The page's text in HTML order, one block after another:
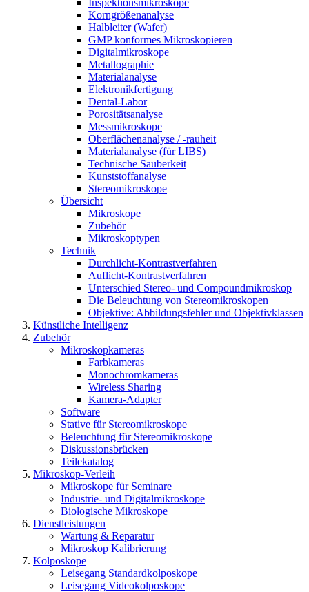
Inspektionsmikroskope
Korngrößenanalyse
Halbleiter (Wafer)
GMP konformes Mikroskopieren
Digitalmikroskope
Metallographie
Materialanalyse
Elektronikfertigung
Dental-Labor
Porositätsanalyse
Messmikroskope
Oberflächenanalyse / -rauheit
Materialanalyse (für LIBS)
Technische Sauberkeit
Kunststoffanalyse
Stereomikroskope
Übersicht
Mikroskope
Zubehör
Mikroskoptypen
Technik
Durchlicht-Kontrastverfahren
Auflicht-Kontrastverfahren
Unterschied Stereo- und Compoundmikroskop
Die Beleuchtung von Stereomikroskopen
Objektive: Abbildungsfehler und Objektivklassen
Künstliche Intelligenz
Zubehör
Mikroskopkameras
Farbkameras
Monochromkameras
Wireless Sharing
Kamera-Adapter
Software
Stative für Stereomikroskope
Beleuchtung für Stereomikroskope
Diskussionsbrücken
Teilekatalog
Mikroskop-Verleih
Mikroskope für Seminare
Industrie- und Digitalmikroskope
Biologische Mikroskope
Dienstleistungen
Wartung & Reparatur
Mikroskop Kalibrierung
Kolposkope
Leisegang Standardkolposkope
Leisegang Videokolposkope